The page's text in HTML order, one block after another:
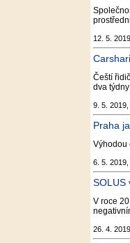
12. 5.
Čeští
dva
9. 5.
Praha
Výhodou
6. 5. 2019,
SOLUS
V roce
26. 4.